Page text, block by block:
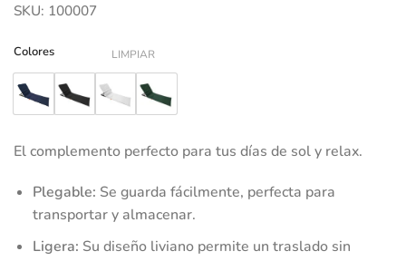
SKU: 100007
Colores LIMPIAR
El complemento perfecto para tus días de sol y relax.
Plegable: Se guarda fácilmente, perfecta para
transportar y almacenar.
Ligera: Su diseño liviano permite un traslado sin